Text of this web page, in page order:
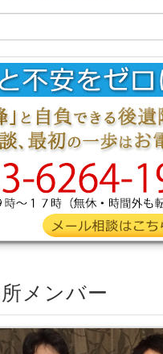
メンバー